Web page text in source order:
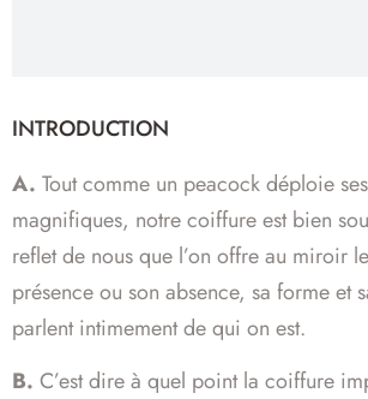
INTRODUCTION
A. Tout comme un peacock déploie
magnifiques, notre coiffure est bien
reflet de nous que l’on offre au miroir
présence ou son absence, sa forme et
parlent intimement de qui on est.
B. C’est dire à quel point la coiffure